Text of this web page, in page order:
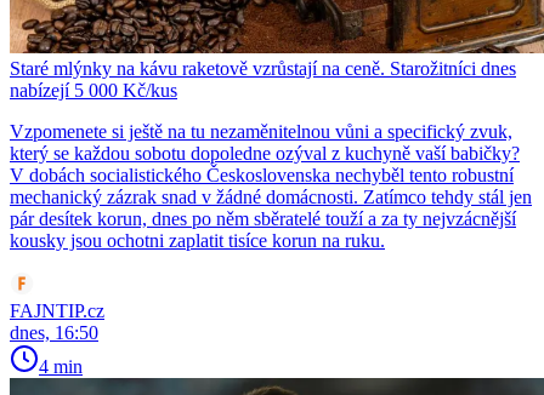
Staré mlýnky na kávu raketově vzrůstají na ceně. Starožitníci dnes
nabízejí 5 000 Kč/kus
Vzpomenete si ještě na tu nezaměnitelnou vůni a specifický zvuk,
který se každou sobotu dopoledne ozýval z kuchyně vaší babičky?
V dobách socialistického Československa nechyběl tento robustní
mechanický zázrak snad v žádné domácnosti. Zatímco tehdy stál jen
pár desítek korun, dnes po něm sběratelé touží a za ty nejvzácnější
kousky jsou ochotni zaplatit tisíce korun na ruku.
FAJNTIP.cz
dnes, 16:50
4 min